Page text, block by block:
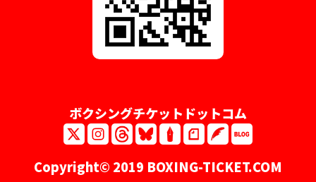
ボクシングチケットドットコム
Copyright© 2019 BOXING-TICKET.COM